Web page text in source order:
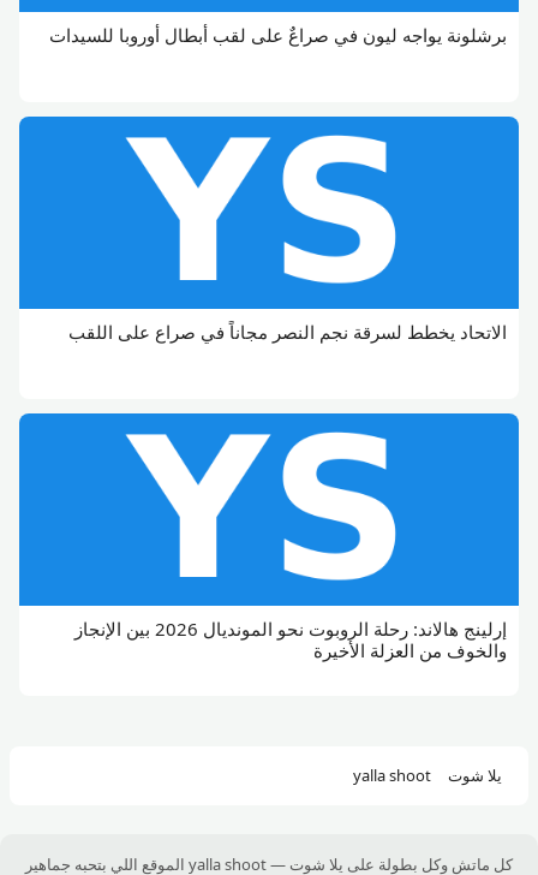
برشلونة يواجه ليون في صراعٌ على لقب أبطال أوروبا للسيدات
الاتحاد يخطط لسرقة نجم النصر مجاناً في صراع على اللقب
إرلينج هالاند: رحلة الروبوت نحو المونديال 2026 بين الإنجاز
والخوف من العزلة الأخيرة
يلا شوت yalla shoot
كل ماتش وكل بطولة على يلا شوت — yalla shoot الموقع اللي بتحبه جماهير